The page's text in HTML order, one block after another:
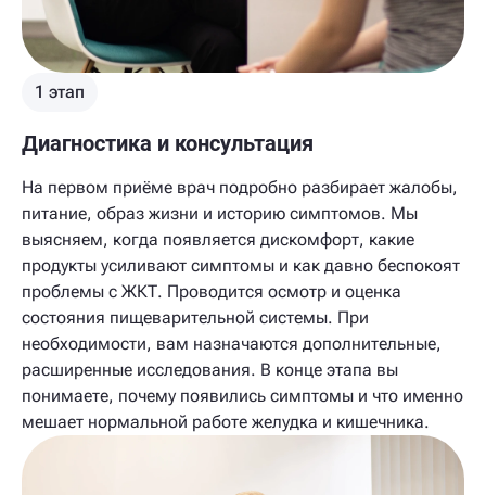
1 этап
Диагностика и консультация
На первом приёме врач подробно разбирает жалобы,
питание, образ жизни и историю симптомов. Мы
выясняем, когда появляется дискомфорт, какие
продукты усиливают симптомы и как давно беспокоят
проблемы с ЖКТ. Проводится осмотр и оценка
состояния пищеварительной системы. При
необходимости, вам назначаются дополнительные,
расширенные исследования. В конце этапа вы
понимаете, почему появились симптомы и что именно
мешает нормальной работе желудка и кишечника.